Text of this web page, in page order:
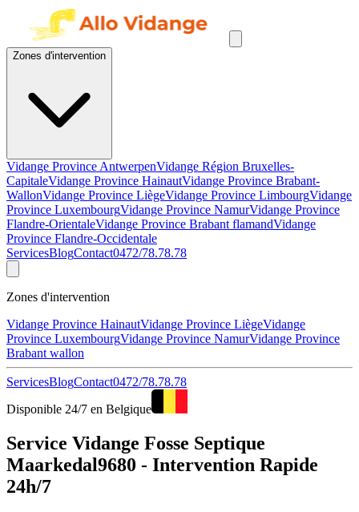
Zones d'intervention
Vidange Province AntwerpenVidange Région Bruxelles-
CapitaleVidange Province HainautVidange Province Brabant-
WallonVidange Province LiègeVidange Province LimbourgVidange
Province LuxembourgVidange Province NamurVidange Province
Flandre-OrientaleVidange Province Brabant flamandVidange
Province Flandre-Occidentale
ServicesBlogContact0472/78.78.78
Zones d'intervention
Vidange Province HainautVidange Province LiègeVidange
Province LuxembourgVidange Province NamurVidange Province
Brabant wallon
ServicesBlogContact0472/78.78.78
Disponible 24/7 en Belgique
Service Vidange Fosse Septique
Maarkedal9680 - Intervention Rapide
24h/7